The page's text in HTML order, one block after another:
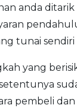
anda ditarik
tunai sendiri
yang
pembeli dan